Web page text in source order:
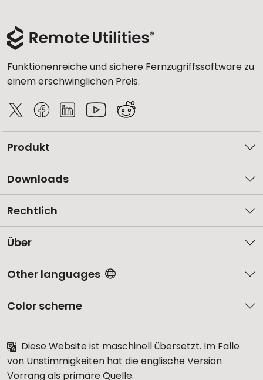
Funktionenreiche und sichere Fernzugriffssoftware zu
einem erschwinglichen Preis.
Produkt
Downloads
Rechtlich
Über
Other languages
Color scheme
Diese Website ist maschinell übersetzt. Im Falle
von Unstimmigkeiten hat die englische Version
Vorrang als primäre Quelle.